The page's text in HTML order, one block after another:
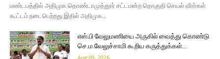
மண்டபத்தில் அதிமுக தொண்டாமுத்தூர் சட்டமன்ற தொகுதி செயல் வீரர்கள்
கூட்டம் நடைபெற்றது இதில் அதிமுக...
எஸ்.பி வேலுமணியை அருகில் வைத்து கொண்டு
செ.ம.வேலுச்சாமி கூறிய கருத்துக்கள்…
Aug 09, 2026